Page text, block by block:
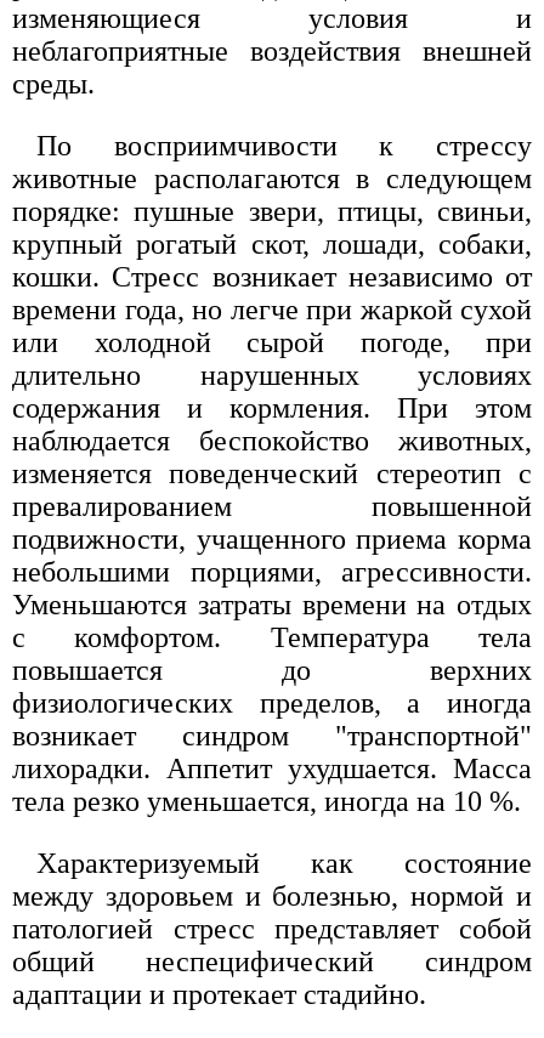
изменяющиеся условия и
неблагоприятные воздействия внешней
среды.
По восприимчивости к стрессу
животные располагаются в следующем
порядке: пушные звери, птицы, свиньи,
крупный рогатый скот, лошади, собаки,
кошки. Стресс возникает независимо от
времени года, но легче при жаркой сухой
или холодной сырой погоде, при
длительно нарушенных условиях
содержания и кормления. При этом
наблюдается беспокойство животных,
изменяется поведенческий стереотип с
превалированием повышенной
подвижности, учащенного приема корма
небольшими порциями, агрессивности.
Уменьшаются затраты времени на отдых
с комфортом. Температура тела
повышается до верхних
физиологических пределов, а иногда
возникает синдром "транспортной"
лихорадки. Аппетит ухудшается. Масса
тела резко уменьшается, иногда на 10 %.
Характеризуемый как состояние
между здоровьем и болезнью, нормой и
патологией стресс представляет собой
общий неспецифический синдром
адаптации и протекает стадийно.